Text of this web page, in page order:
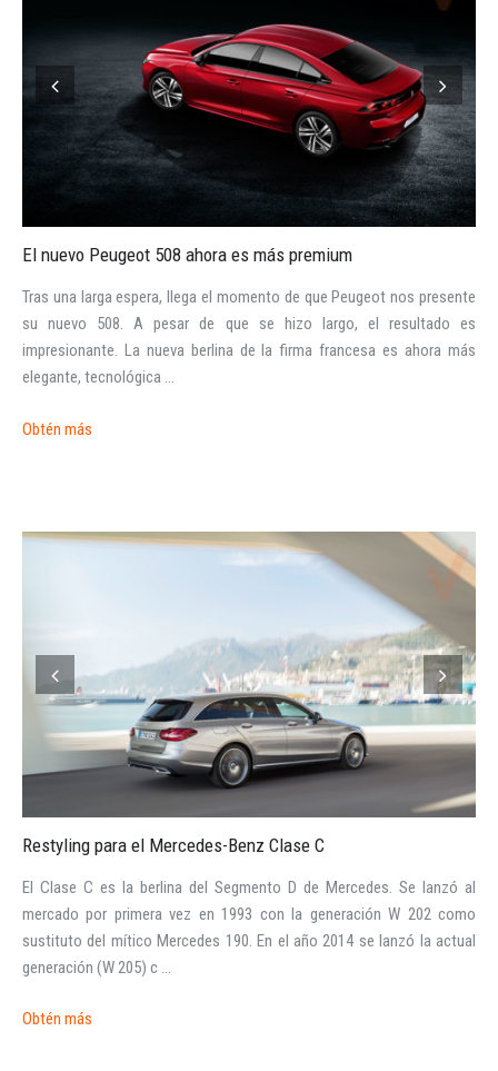
INICIAR SESIÓN
¿Ha olvidado la contraseña?
El nuevo Peugeot 508 ahora es más premium
Tras una larga espera, llega el momento de que Peugeot nos presente
su nuevo 508. A pesar de que se hizo largo, el resultado es
impresionante. La nueva berlina de la firma francesa es ahora más
elegante, tecnológica ...
Obtén más
Restyling para el Mercedes-Benz Clase C
El Clase C es la berlina del Segmento D de Mercedes. Se lanzó al
mercado por primera vez en 1993 con la generación W 202 como
sustituto del mítico Mercedes 190. En el año 2014 se lanzó la actual
generación (W 205) c ...
Obtén más